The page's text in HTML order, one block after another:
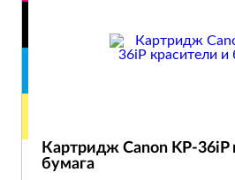
Картридж Canon KP-36iP
бумага